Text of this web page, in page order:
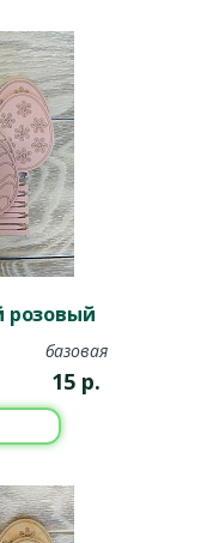
розовый
базовая
15 р.